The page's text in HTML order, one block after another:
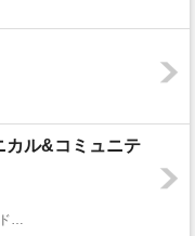
カル&コミュニテ
アメリカ / ミネソタ州 / アレクサンドリア